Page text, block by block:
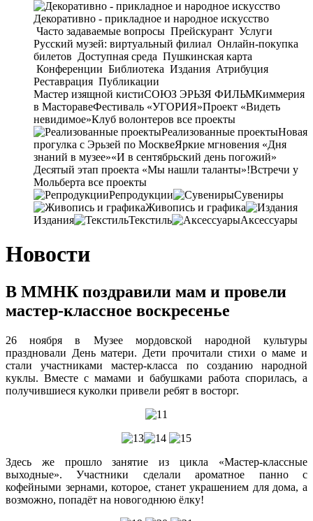
Декоративно - прикладное и народное искусство
Часто задаваемые вопросы Прейскурант Услуги
Русский музей: виртуальный филиал Онлайн-покупка
билетов Доступная среда Пушкинская карта
Конференции Библиотека Издания Атрибуция
Реставрация Публикации
Мастер изящной кистиСОЮЗ ЭРЬЗЯ ФИЛЬМКиммерия
в МасторавеФестиваль «УГОРИЯ»Проект «Видеть
невидимое»Клуб волонтеров все проекты
Реализованные проектыНовая
прогулка с Эрьзей по МосквеЯркие мгновения «Дня
знаний в музее»«И в сентябрьский день погожий»
Десятый этап проекта «Мы нашли таланты»!Встречи у
Мольберта все проекты
Репродукции
Сувениры
Живопись и графика
Издания
Текстиль Аксессуары
Новости
В ММНК поздравили мам и провели
мастер-классное воскресенье
26 ноября в Музее мордовской народной культуры
праздновали День матери. Дети прочитали стихи о маме и
стали участниками мастер-класса по созданию народной
куклы. Вместе с мамами и бабушками работа спорилась, а
получившиеся куколки привели ребят в восторг.
Здесь же прошло занятие из цикла «Мастер-классные
выходные». Участники сделали ароматное панно с
кофейными зернами, которое, станет украшением для дома, а
возможно, попадёт на новогоднюю ёлку!